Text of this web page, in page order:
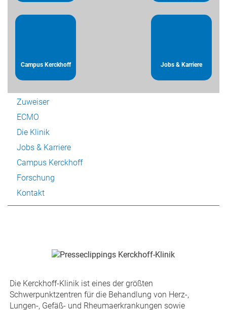
Zuweiser
ECMO
Die Klinik
Jobs & Karriere
Campus Kerckhoff
Forschung
Kontakt
Campus Kerckhoff Jobs & Karriere
Die Kerckhoff-Klinik ist eines der größten
Schwerpunktzentren für die Behandlung von Herz-,
Lungen-, Gefäß- und Rheumaerkrankungen sowie